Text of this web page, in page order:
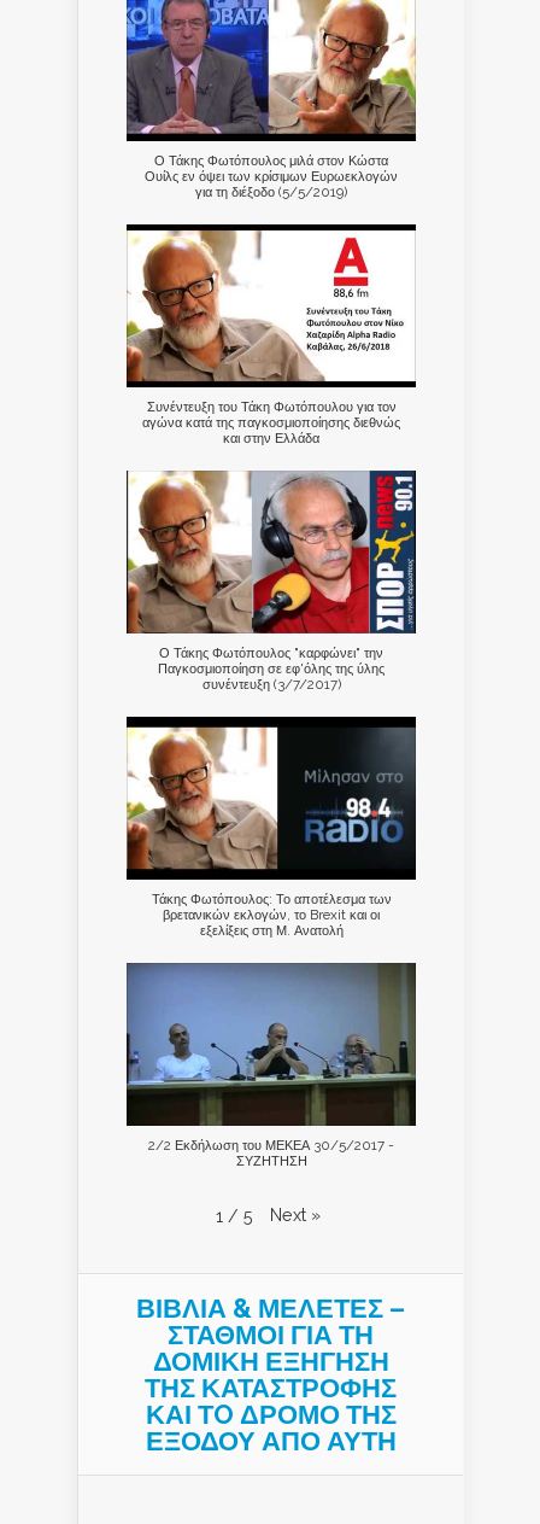
Ο Τάκης Φωτόπουλος μιλά στον Κώστα
Ουίλς εν όψει των κρίσιμων Ευρωεκλογών
για τη διέξοδο (5/5/2019)
Συνέντευξη του Τάκη Φωτόπουλου για τον
αγώνα κατά της παγκοσμιοποίησης διεθνώς
και στην Ελλάδα
Ο Τάκης Φωτόπουλος "καρφώνει" την
Παγκοσμιοποίηση σε εφ'όλης της ύλης
συνέντευξη (3/7/2017)
Τάκης Φωτόπουλος: Το αποτέλεσμα των
βρετανικών εκλογών, το Brexit και οι
εξελίξεις στη Μ. Ανατολή
2/2 Εκδήλωση του ΜΕΚΕΑ 30/5/2017 -
ΣΥΖΗΤΗΣΗ
1 / 5 Next »
ΒΙΒΛΙΑ & ΜΕΛΕΤΕΣ –
ΣΤΑΘΜΟΙ ΓΙΑ ΤΗ
ΔΟΜΙΚΗ ΕΞΗΓΗΣΗ
ΤΗΣ ΚΑΤΑΣΤΡΟΦΗΣ
ΚΑΙ ΤO ΔΡΟΜΟ ΤΗΣ
ΕΞΟΔΟΥ ΑΠΟ ΑΥΤΗ